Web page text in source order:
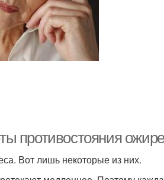
противостояния
Вот лишь некоторые из них.